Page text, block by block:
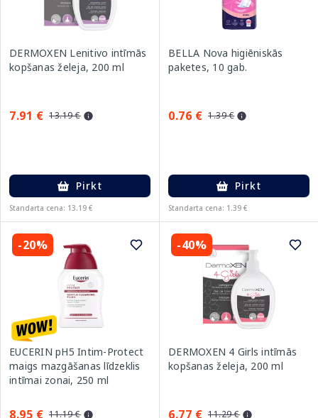
DERMOXEN Lenitivo intīmās
kopšanas želeja, 200 ml
7.91 € 13.19 €
Pirkt
Standarta cena: 13.19 €
BELLA Nova higiēniskās
paketes, 10 gab.
0.76 € 1.39 €
Pirkt
Standarta cena: 1.39 €
-20%
EUCERIN pH5 Intim-Protect
maigs mazgāšanas līdzeklis
intīmai zonai, 250 ml
8.95 € 11.19 €
-40%
DERMOXEN 4 Girls intīmās
kopšanas želeja, 200 ml
6.77 € 11.29 €